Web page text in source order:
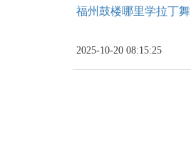
福州鼓楼哪里学拉丁舞
2025-10-20 08:15:25